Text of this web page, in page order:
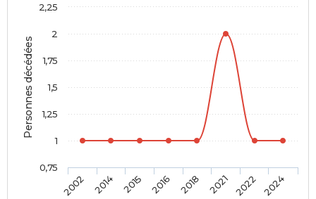
Personnes décédées
2002 2014 2015 2016 2018 2021 2022 2024
0,75
1
1,25
1,5
1,75
2
2,25